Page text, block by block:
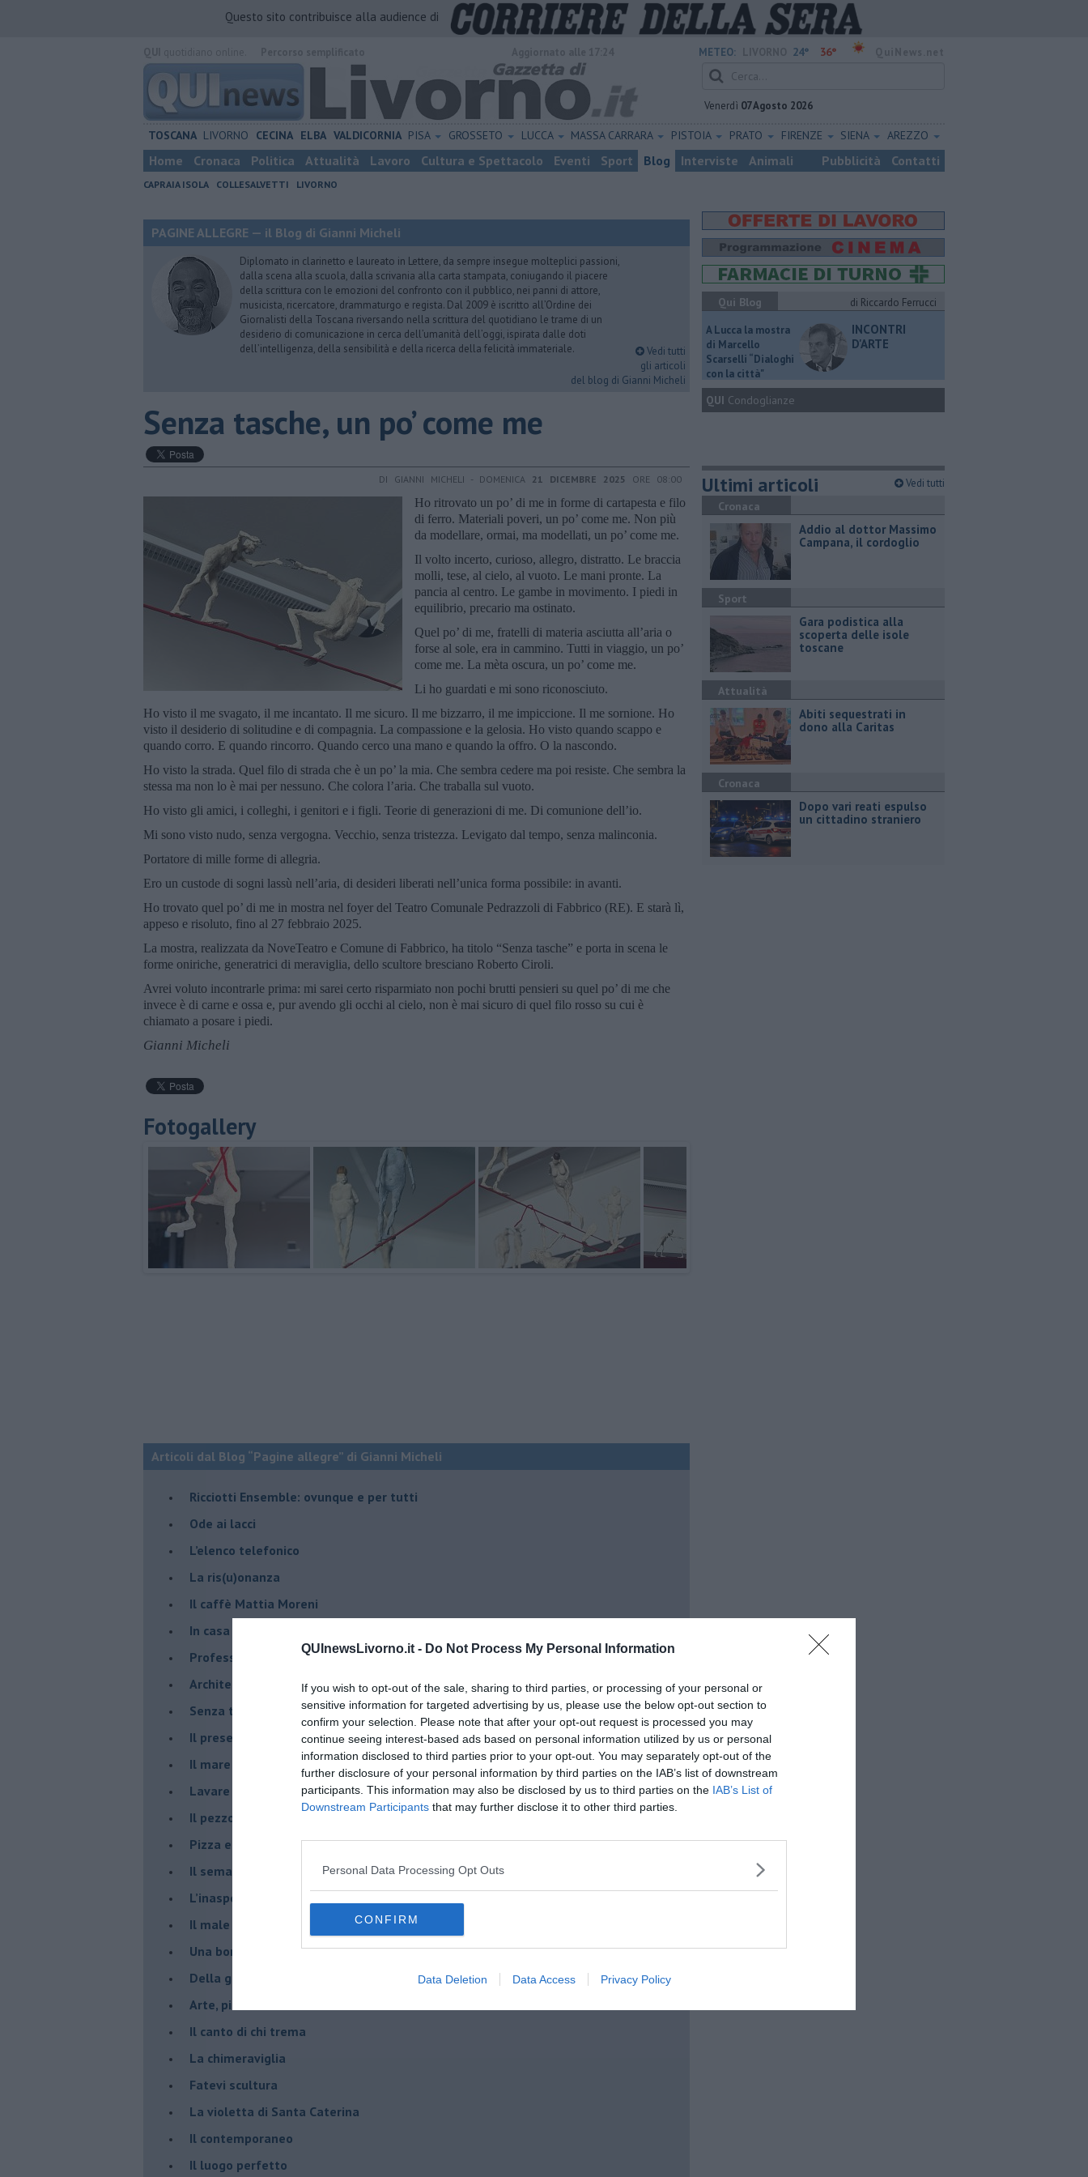
QUInewsLivorno.it - Do Not Process My Personal Information
If you wish to opt-out of the sale, sharing to third parties, or processing of your personal or
sensitive information for targeted advertising by us, please use the below opt-out section to
confirm your selection. Please note that after your opt-out request is processed you may
continue seeing interest-based ads based on personal information utilized by us or personal
information disclosed to third parties prior to your opt-out. You may separately opt-out of the
further disclosure of your personal information by third parties on the IAB’s list of downstream
participants. This information may also be disclosed by us to third parties on the IAB’s List of
Downstream Participants that may further disclose it to other third parties.
Personal Data Processing Opt Outs
CONFIRM
Data Deletion Data Access Privacy Policy
Questo sito contribuisce alla audience di
METEO: 24° 36°
Venerdì 07 Agosto 2026
TOSCANA LIVORNO CECINA ELBA VALDICORNIA PISA GROSSETO LUCCA MASSA CARRARA PISTOIA PRATO FIRENZE SIENA AREZZO
Home Cronaca Politica Attualità Lavoro Cultura e Spettacolo Eventi Sport Blog Interviste Animali Pubblicità Contatti
CAPRAIA ISOLA COLLESALVETTI LIVORNO
PAGINE ALLEGRE — il Blog di Gianni Micheli
Diplomato in clarinetto e laureato in Lettere, da sempre insegue molteplici passioni,
dalla scena alla scuola, dalla scrivania alla carta stampata, coniugando il piacere
della scrittura con le emozioni del confronto con il pubblico, nei panni di attore,
musicista, ricercatore, drammaturgo e regista. Dal 2009 è iscritto all’Ordine dei
Giornalisti della Toscana riversando nella scrittura del quotidiano le trame di un
desiderio di comunicazione in cerca dell’umanità dell’oggi, ispirata dalle doti
dell’intelligenza, della sensibilità e della ricerca della felicità immateriale.
Vedi tutti
gli articoli
del blog di Gianni Micheli
​Senza tasche, un po’ come me
DI GIANNI MICHELI - DOMENICA 21 DICEMBRE 2025 ORE 08:00
Ho ritrovato un po’ di me in forme di cartapesta e filo
di ferro. Materiali poveri, un po’ come me. Non più
da modellare, ormai, ma modellati, un po’ come me.
Il volto incerto, curioso, allegro, distratto. Le braccia
molli, tese, al cielo, al vuoto. Le mani pronte. La
pancia al centro. Le gambe in movimento. I piedi in
equilibrio, precario ma ostinato.
Quel po’ di me, fratelli di materia asciutta all’aria o
forse al sole, era in cammino. Tutti in viaggio, un po’
come me. La mèta oscura, un po’ come me.
Li ho guardati e mi sono riconosciuto.
Ho visto il me svagato, il me incantato. Il me sicuro. Il me bizzarro, il me impiccione. Il me sornione. Ho
visto il desiderio di solitudine e di compagnia. La compassione e la gelosia. Ho visto quando scappo e
quando corro. E quando rincorro. Quando cerco una mano e quando la offro. O la nascondo.
Ho visto la strada. Quel filo di strada che è un po’ la mia. Che sembra cedere ma poi resiste. Che sembra la
stessa ma non lo è mai per nessuno. Che colora l’aria. Che traballa sul vuoto.
Ho visto gli amici, i colleghi, i genitori e i figli. Teorie di generazioni di me. Di comunione dell’io.
Mi sono visto nudo, senza vergogna. Vecchio, senza tristezza. Levigato dal tempo, senza malinconia.
Portatore di mille forme di allegria.
Ero un custode di sogni lassù nell’aria, di desideri liberati nell’unica forma possibile: in avanti.
Ho trovato quel po’ di me in mostra nel foyer del Teatro Comunale Pedrazzoli di Fabbrico (RE). E starà lì,
appeso e risoluto, fino al 27 febbraio 2025.
La mostra, realizzata da NoveTeatro e Comune di Fabbrico, ha titolo “Senza tasche” e porta in scena le
forme oniriche, generatrici di meraviglia, dello scultore bresciano Roberto Ciroli.
Avrei voluto incontrarle prima: mi sarei certo risparmiato non pochi brutti pensieri su quel po’ di me che
invece è di carne e ossa e, pur avendo gli occhi al cielo, non è mai sicuro di quel filo rosso su cui è
chiamato a posare i piedi.
Gianni Micheli
Fotogallery
Articoli dal Blog “Pagine allegre” di Gianni Micheli
​Ricciotti Ensemble: ovunque e per tutti
Ode ai lacci
​L’elenco telefonico
​La ris(u)onanza
​Il caffè Mattia Moreni
​In casa ho una macchina del tempo
Professione: reporter
Architettura che abbaglia
​Senza tasche, un po’ come me
​Il presepe di San Martino
​Il mare d’autunno
​Lavare la coscienza
​Il pezzo di legno
​Pizza e birra
​Il semaforo rosso
​L’inaspettato
​Il male è zucchero
​Una borraccia olfattiva, grazie
​Della gentilezza di Carofiglio
Arte, piacere e Pinacoteca di Brera
​Il canto di chi trema
La chimeraviglia
​Fatevi scultura
​La violetta di Santa Caterina
​Il contemporaneo
​Il luogo perfetto
Qui Blog
di Riccardo Ferrucci
A Lucca la mostra
di Marcello
Scarselli “Dialoghi
con la città"
INCONTRI
D'ARTE
QUI Condoglianze
Ultimi articoli Vedi tutti
Cronaca
Addio al dottor Massimo
Campana, il cordoglio
Sport
Gara podistica alla
scoperta delle isole
toscane
Attualità
Abiti sequestrati in
dono alla Caritas
Cronaca
Dopo vari reati espulso
un cittadino straniero